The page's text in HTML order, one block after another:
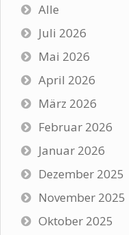
Alle
Juli 2026
Mai 2026
April 2026
März 2026
Februar 2026
Januar 2026
Dezember 2025
November 2025
Oktober 2025